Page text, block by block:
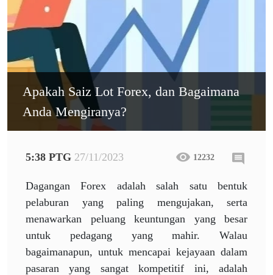
Apakah Saiz Lot Forex, dan Bagaimana
Anda Mengiranya?
5:38 PTG 27/11/2023 12232
Dagangan Forex adalah salah satu bentuk
pelaburan yang paling mengujakan, serta
menawarkan peluang keuntungan yang besar
untuk pedagang yang mahir. Walau
bagaimanapun, untuk mencapai kejayaan dalam
pasaran yang sangat kompetitif ini, adalah